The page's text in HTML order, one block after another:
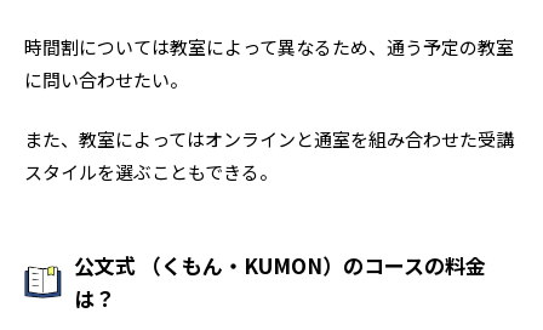
時間割については教室によって異なるため、通う予定の教室
に問い合わせたい。
また、教室によってはオンラインと通室を組み合わせた受講
スタイルを選ぶこともできる。
公文式 （くもん・KUMON）のコースの料金
は？